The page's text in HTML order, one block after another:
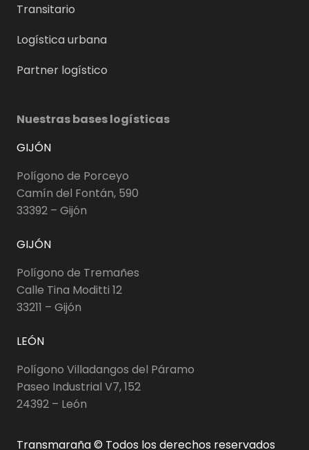
Transitario
Logística urbana
Partner logístico
Nuestras bases logísticas
GIJÓN
Polígono de Porceyo
Camín del Fontán, 590
33392 – Gijón
GIJÓN
Polígono de Tremañes
Calle Tina Moditti 12
33211 – Gijón
LEÓN
Polígono Villadangos del Páramo
Paseo Industrial V7, 152
24392 – León
Transmaraña © Todos los derechos reservados